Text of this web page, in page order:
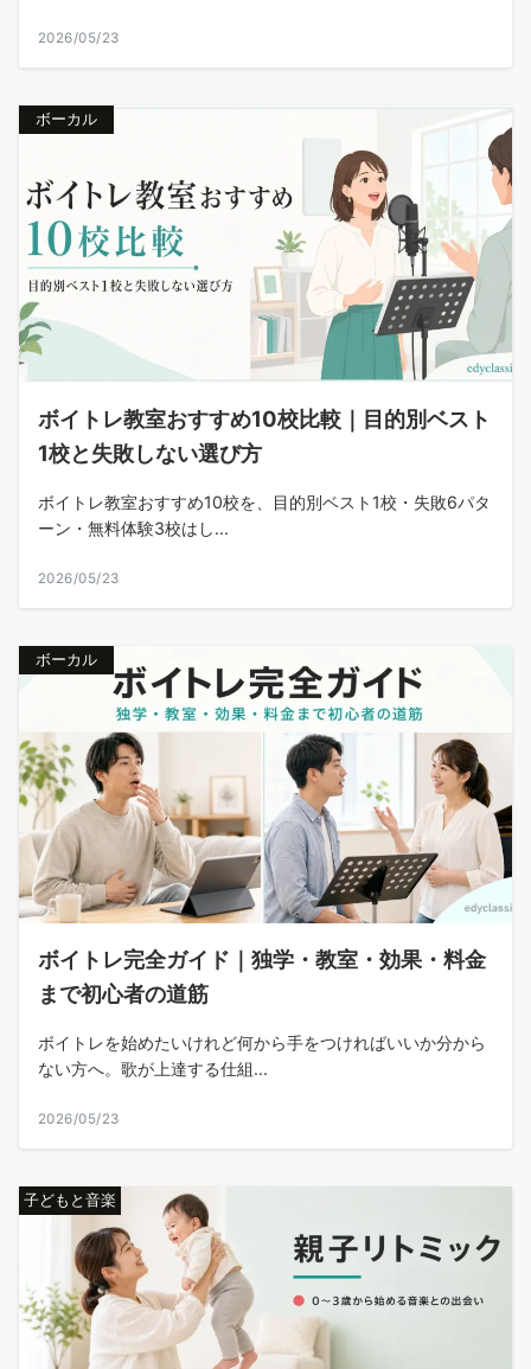
2026/05/23
ボーカル
ボイトレ教室おすすめ10校比較｜目的別ベスト
1校と失敗しない選び方
ボイトレ教室おすすめ10校を、目的別ベスト1校・失敗6パタ
ーン・無料体験3校はし...
2026/05/23
ボーカル
ボイトレ完全ガイド｜独学・教室・効果・料金
まで初心者の道筋
ボイトレを始めたいけれど何から手をつければいいか分から
ない方へ。歌が上達する仕組...
2026/05/23
子どもと音楽